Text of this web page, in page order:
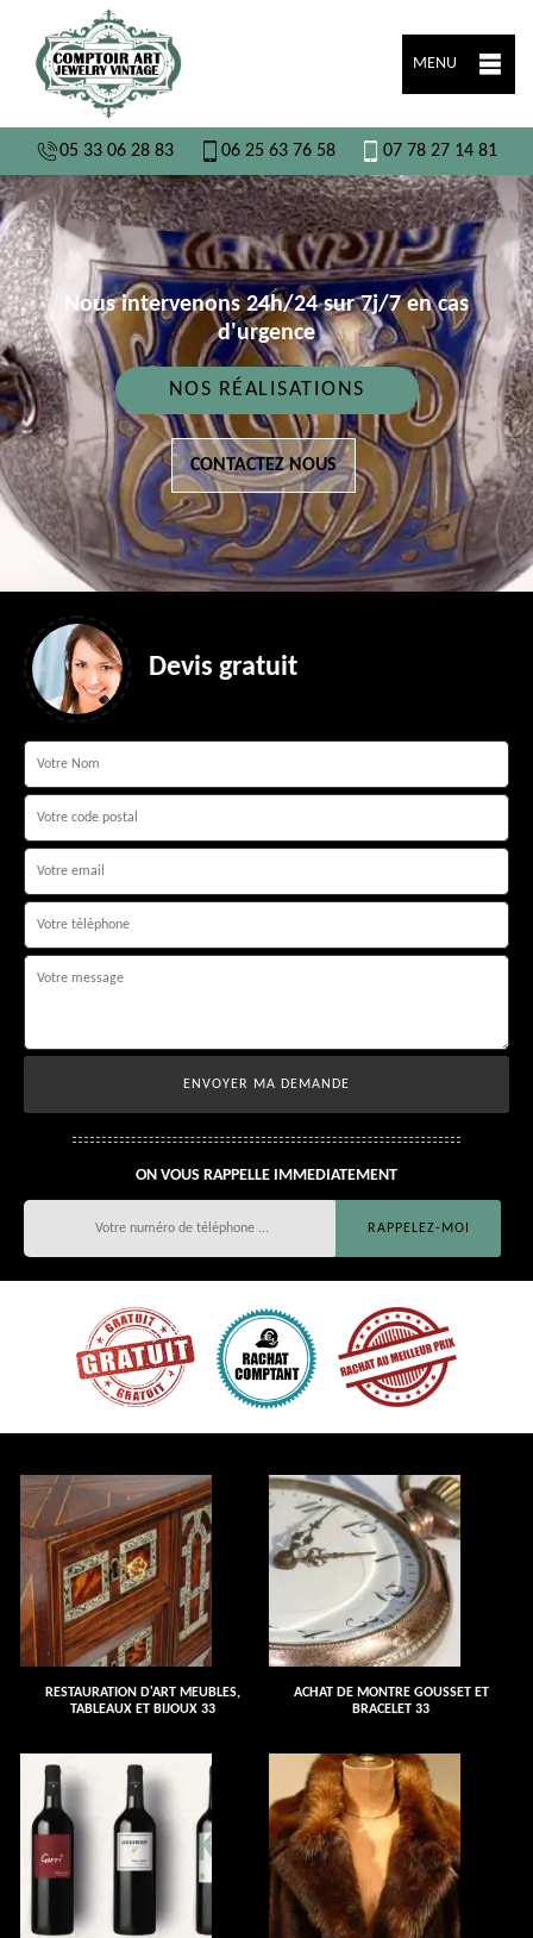
MENU
05 33 06 28 83 06 25 63 76 58 07 78 27 14 81
Nous intervenons 24h/24 sur 7j/7 en cas
d'urgence
NOS RÉALISATIONS
CONTACTEZ NOUS
Devis gratuit
ON VOUS RAPPELLE IMMEDIATEMENT
RESTAURATION D'ART MEUBLES,
TABLEAUX ET BIJOUX 33
ACHAT DE MONTRE GOUSSET ET
BRACELET 33